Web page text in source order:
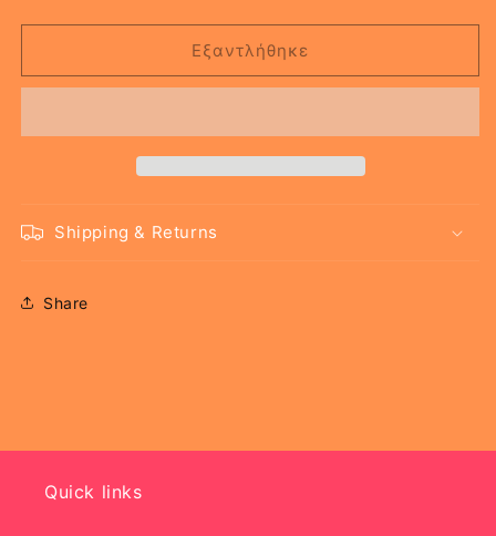
για
NECKLACE
για
ORANGE
NECKLACE
Εξαντλήθηκε
Shipping & Returns
Share
Quick links